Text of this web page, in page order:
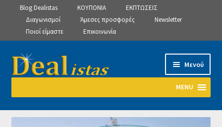
Blog Dealistas ΚΟΥΠΟΝΙΑ
ΕΚΠΤΩΣΕΙΣ
Διαγωνισμοί
Άμεσες προσφορές
Newsletter
Ποιοί είμαστε
Επικοινωνία
Απευθείας
μετάβαση
πλοήγηση
Μετάβαση
σε
Μενού
MENU
Αρχική